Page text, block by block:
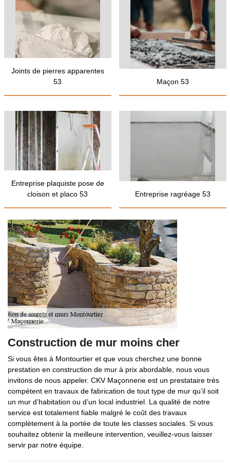
Joints de pierres apparentes
53
Maçon 53
Entreprise plaquiste pose de
cloison et placo 53
Entreprise ragréage 53
Construction de mur moins cher
Si vous êtes à Montourtier et que vous cherchez une bonne
prestation en construction de mur à prix abordable, nous vous
invitons de nous appeler. CKV Maçonnerie est un prestataire très
compétent en travaux de fabrication de tout type de mur qu’il soit
un mur d’habitation ou d’un local industriel. La qualité de notre
service est totalement fiable malgré le coût des travaux
complètement à la portée de toute les classes sociales. Si vous
souhaitez obtenir la meilleure intervention, veuillez-vous laisser
servir par notre équipe.